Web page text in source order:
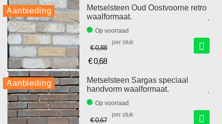
prijs
Aanbieding
Metselsteen Oud Oostvoorne retro
waalformaat.
Op voorraad
€ 0,88
prijs
€ 0,68
per stuk
Aanbieding
Metselsteen Sargas speciaal
handvorm waalformaat.
Op voorraad
€ 0,67
per stuk